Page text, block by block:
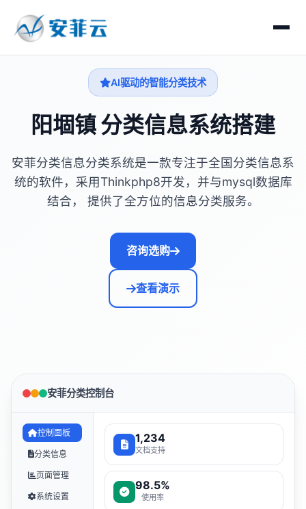
AI驱动的智能分类技术
阳堌镇 分类信息系统搭建
安菲分类信息分类系统是一款专注于全国分类信息系
统的软件，采用Thinkphp8开发，并与mysql数据库
结合， 提供了全方位的信息分类服务。
咨询选购
查看演示
安菲分类控制台
控制面板
分类信息
页面管理
系统设置
1,234
文档支持
98.5%
使用率